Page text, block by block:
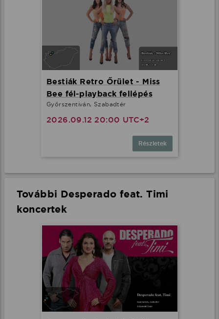
Bestiák Retro Őrület - Miss
Bee fél-playback fellépés
Győrszentiván, Szabadtér
2026.09.12 20:00 UTC+2
Részletek
További Desperado feat. Timi
koncertek